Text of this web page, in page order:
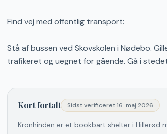
Find vej med offentlig transport:
Stå af bussen ved Skovskolen i Nødebo.
trafikeret og uegnet for gående. Gå i
Kort fortalt Sidst verificeret16. maj 2026
Kronhinden er et bookbart shelter i Hillerød